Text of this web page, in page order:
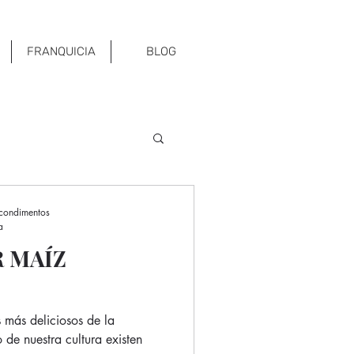
FRANQUICIA BLOG
MAÍZ
deliciosos de la
nuestra cultura existen